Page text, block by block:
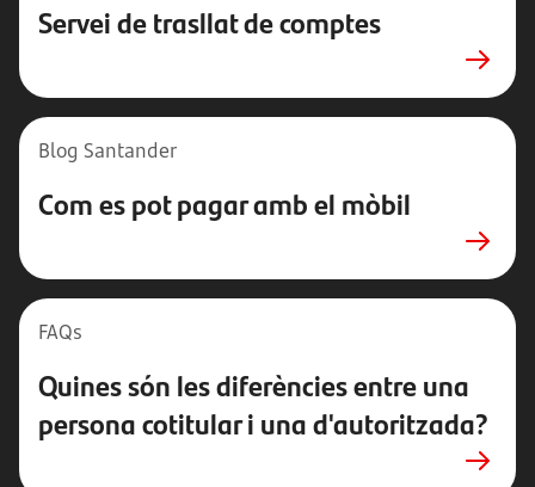
Servei de trasllat de comptes
Blog Santander
Com es pot pagar amb el mòbil
FAQs
Quines són les diferències entre una
persona cotitular i una d'autoritzada?